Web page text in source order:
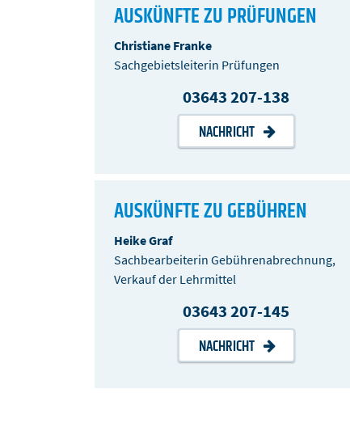
AUSKÜNFTE ZU PRÜFUNGEN
Christiane Franke
Sachgebietsleiterin Prüfungen
03643 207-138
NACHRICHT
AUSKÜNFTE ZU GEBÜHREN
Heike Graf
Sachbearbeiterin Gebührenabrechnung,
Verkauf der Lehrmittel
03643 207-145
NACHRICHT